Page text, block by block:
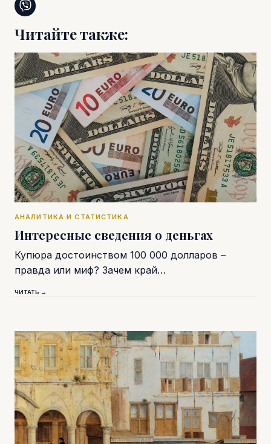
Читайте также:
АНАЛИТИКА И СТАТИСТИКА
Интересные сведения о деньгах
Купюра достоинством 100 000 долларов –
правда или миф? Зачем край…
ЧИТАТЬ →